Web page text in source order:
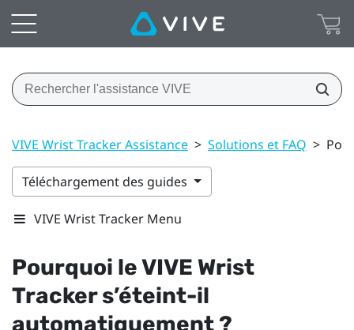
VIVE Wrist Tracker Assistance > Solutions et FAQ >
Téléchargement des guides
VIVE Wrist Tracker Menu
Pourquoi leVIVE Wrist
Trackers’éteint-il
automatiquement ?